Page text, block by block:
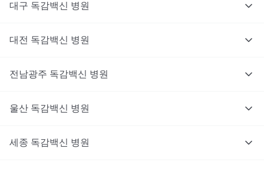
대구 독감백신 병원
대전 독감백신 병원
전남광주 독감백신 병원
울산 독감백신 병원
세종 독감백신 병원